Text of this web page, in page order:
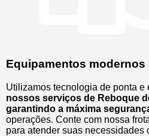
Equipamentos modernos
Utilizamos tecnologia de ponta e
nossos serviços de Reboque
garantindo a máxima
operações. Conte com nossa
para atender suas necessidades